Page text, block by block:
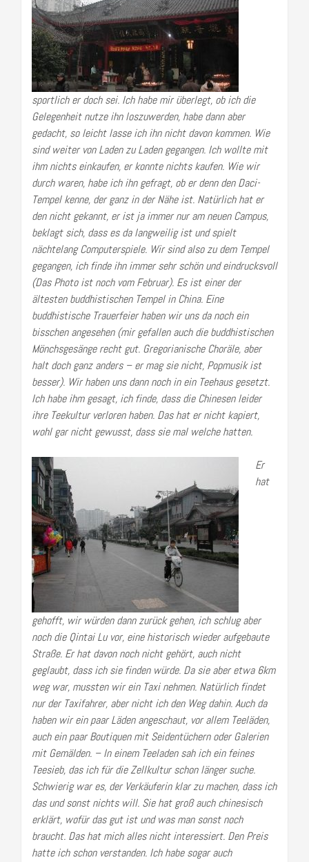
sportlich er doch sei. Ich habe mir überlegt, ob ich die
Gelegenheit nutze ihn loszuwerden, habe dann aber
gedacht, so leicht lasse ich ihn nicht davon kommen. Wie
sind weiter von Laden zu Laden gegangen. Ich wollte mit
ihm nichts einkaufen, er konnte nichts kaufen. Wie wir
durch waren, habe ich ihn gefragt, ob er denn den Daci-
Tempel kenne, der ganz in der Nähe ist. Natürlich hat er
den nicht gekannt, er ist ja immer nur am neuen Campus,
beklagt sich, dass es da langweilig ist und spielt
nächtelang Computerspiele. Wir sind also zu dem Tempel
gegangen, ich finde ihn immer sehr schön und eindrucksvoll
(Das Photo ist noch vom Februar). Es ist einer der
ältesten buddhistischen Tempel in China. Eine
buddhistische Trauerfeier haben wir uns da noch ein
bisschen angesehen (mir gefallen auch die buddhistischen
Mönchsgesänge recht gut. Gregorianische Choräle, aber
halt doch ganz anders – er mag sie nicht, Popmusik ist
besser). Wir haben uns dann noch in ein Teehaus gesetzt.
Ich habe ihm gesagt, ich finde, dass die Chinesen leider
ihre Teekultur verloren haben. Das hat er nicht kapiert,
wohl gar nicht gewusst, dass sie mal welche hatten.
Er
hat
gehofft, wir würden dann zurück gehen, ich schlug aber
noch die Qintai Lu vor, eine historisch wieder aufgebaute
Straße. Er hat davon noch nicht gehört, auch nicht
geglaubt, dass ich sie finden würde. Da sie aber etwa 6km
weg war, mussten wir ein Taxi nehmen. Natürlich findet
nur der Taxifahrer, aber nicht ich den Weg dahin. Auch da
haben wir ein paar Läden angeschaut, vor allem Teeläden,
auch ein paar Boutiquen mit Seidentüchern oder Galerien
mit Gemälden. – In einem Teeladen sah ich ein feines
Teesieb, das ich für die Zellkultur schon länger suche.
Schwierig war es, der Verkäuferin klar zu machen, dass ich
das und sonst nichts will. Sie hat groß auch chinesisch
erklärt, wofür das gut ist und was man sonst noch
braucht. Das hat mich alles nicht interessiert. Den Preis
hatte ich schon verstanden. Ich habe sogar auch